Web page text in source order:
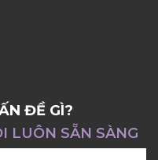
ĐỀ GÌ?
LUÔN SẴN SÀNG